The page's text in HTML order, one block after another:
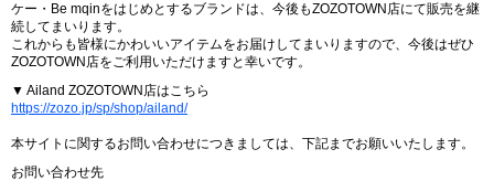
ケー・Be mqinをはじめとするブランドは、今後もZOZOTOWN店にて販売を継
続してまいります。
これからも皆様にかわいいアイテムをお届けしてまいりますので、今後はぜひ
ZOZOTOWN店をご利用いただけますと幸いです。
▼ Ailand ZOZOTOWN店はこちら
https://zozo.jp/sp/shop/ailand/
本サイトに関するお問い合わせにつきましては、下記までお願いいたします。
お問い合わせ先